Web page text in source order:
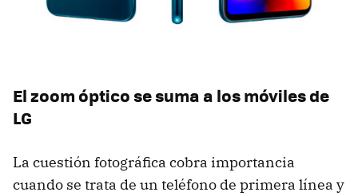
El zoom óptico se suma a los móviles de
LG
La cuestión fotográfica cobra importancia
cuando se trata de un teléfono de primera línea y